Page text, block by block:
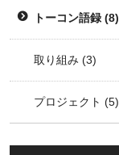
トーコン語録 (8)
取り組み (3)
プロジェクト (5)